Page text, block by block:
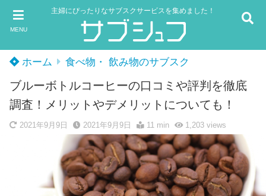
MENU
主婦にぴったりなサブスクサービスを集めました！
ホーム 食べ物・ 飲み物のサブスク
ブルーボトルコーヒーの口コミや評判を徹底
調査！メリットやデメリットについても！
2021年9月9日 2021年9月9日 11 min 1,203views